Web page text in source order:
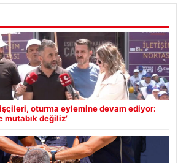
oturma eylemine devam ediyor:
mutabık değiliz’